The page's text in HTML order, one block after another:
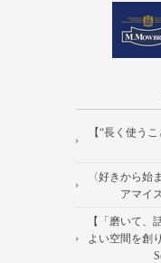
【“長く使う
〈好きから始
アマイ
【「磨いて、
よい空間を創